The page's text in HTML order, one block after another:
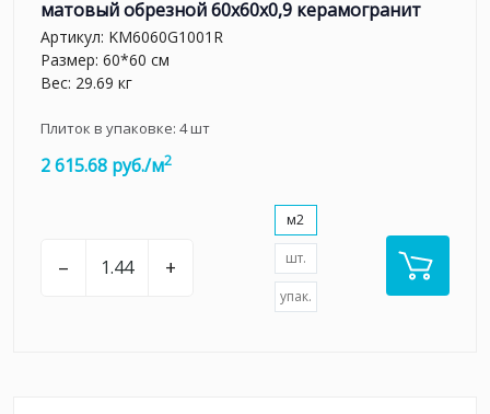
матовый обрезной 60x60x0,9 керамогранит
Артикул: KM6060G1001R
Размер: 60*60 см
Вес: 29.69 кг
Плиток в упаковке: 4шт
2 615.68 руб./м2
– +
м2
шт.
упак.